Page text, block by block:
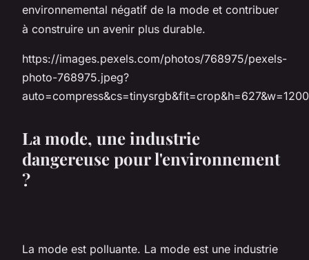
environnemental négatif de la mode et contribuer
à construire un avenir plus durable.
https://images.pexels.com/photos/768975/pexels-
photo-768975.jpeg?
auto=compress&cs=tinysrgb&fit=crop&h=627&w=1200
La mode, une industrie
dangereuse pour l'environnement
?
La mode est polluante. La mode est une industrie